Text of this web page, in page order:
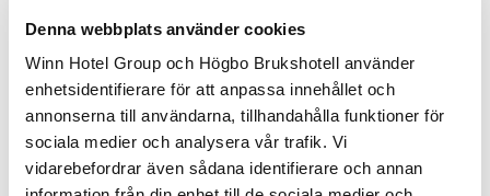
Denna webbplats använder cookies
Winn Hotel Group och Högbo Brukshotell använder
enhetsidentifierare för att anpassa innehållet och
annonserna till användarna, tillhandahålla funktioner för
sociala medier och analysera vår trafik. Vi
vidarebefordrar även sådana identifierare och annan
Varför inte sätta guldkant på din MTB-upplevelse?
MötMTB-paketet.